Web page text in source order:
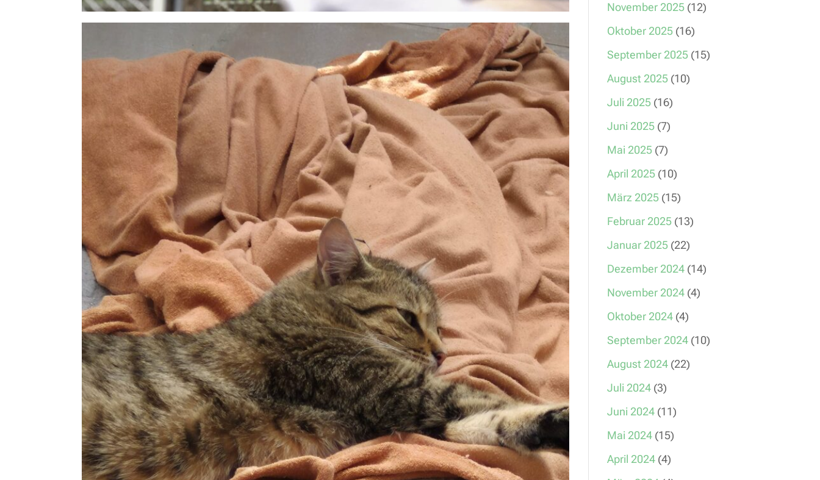
November 2025(12)
Oktober 2025(16)
September 2025(15)
August 2025(10)
Juli 2025(16)
Juni 2025(7)
Mai 2025(7)
April 2025(10)
März 2025(15)
Februar 2025(13)
Januar 2025(22)
Dezember 2024(14)
November 2024(4)
Oktober 2024(4)
September 2024(10)
August 2024(22)
Juli 2024(3)
Juni 2024(11)
Mai 2024(15)
April 2024(4)